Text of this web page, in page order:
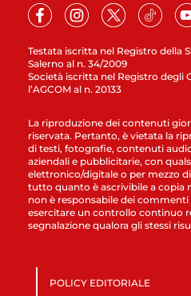
Testata iscritta nel Registro della
Salerno al n. 34/2009
Società iscritta nel Registro degli
l’AGCOM al n. 20133
La riproduzione dei contenuti
riservata. Pertanto, è vietata la
di testi, fotografie, contenuti
aziendali e pubblicitarie, con
elettronico/digitale o per mezzo
tutto quanto è ascrivibile a copia
non è responsabile dei
esercitare un controllo continuo
segnalazione qualora gli stessi
POLICY EDITORIALE